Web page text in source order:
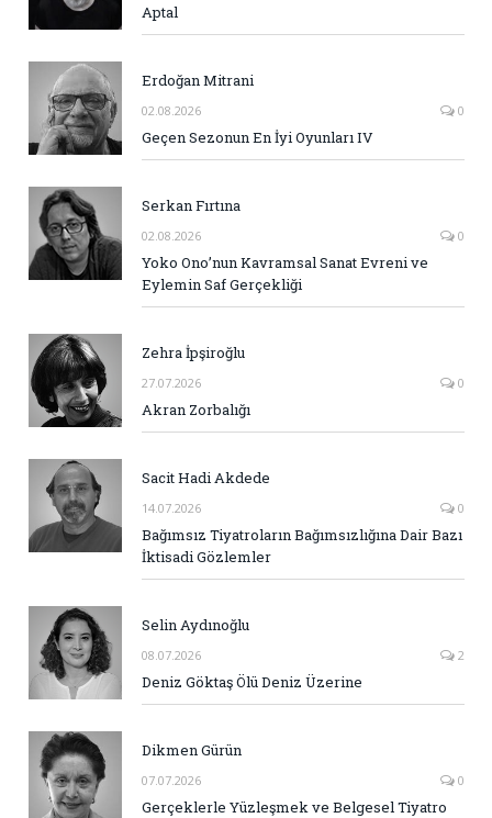
Aptal
Erdoğan Mitrani
02.08.2026 0
Geçen Sezonun En İyi Oyunları IV
Serkan Fırtına
02.08.2026 0
Yoko Ono’nun Kavramsal Sanat Evreni ve
Eylemin Saf Gerçekliği
Zehra İpşiroğlu
27.07.2026 0
Akran Zorbalığı
Sacit Hadi Akdede
14.07.2026 0
Bağımsız Tiyatroların Bağımsızlığına Dair Bazı
İktisadi Gözlemler
Selin Aydınoğlu
08.07.2026 2
Deniz Göktaş Ölü Deniz Üzerine
Dikmen Gürün
07.07.2026 0
Gerçeklerle Yüzleşmek ve Belgesel Tiyatro